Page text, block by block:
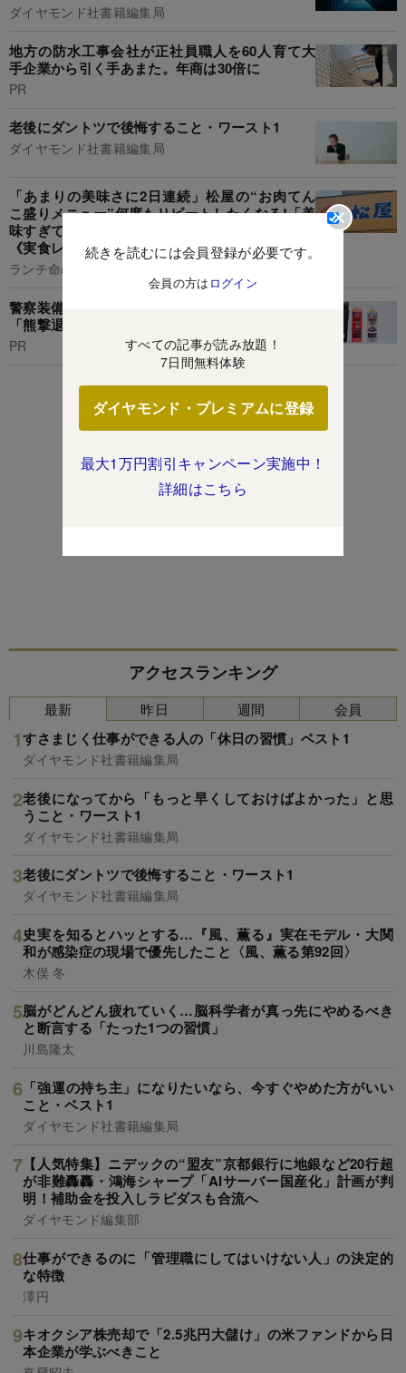
続きを読むには会員登録が必要です。
会員の方は ログイン
すべての記事が読み放題！
7日間無料体験
ダイヤモンド・プレミアムに登録
最大1万円割引キャンペーン実施中！
詳細はこちら
ダイヤモンド社書籍編集局
地方の防水工事会社が正社員職人を60人育て大
手企業から引く手あまた。年商は30倍に
PR
老後にダントツで後悔すること・ワースト1
ダイヤモンド社書籍編集局
「あまりの美味さに2日連続」松屋の“お肉てん
こ盛りメニュー”何度もリピートしたくなる!「美
味すぎて涙が止まらん」「思ったより量がある」
《実食レビュー》
ランチ命の山盛くん
警察装備機材で培った開発力から生まれた純国産
「熊撃退スプレー」が話題に
PR
アクセスランキング
最新
すさまじく仕事ができる人の「休日の習慣」ベスト1
ダイヤモンド社書籍編集局
老後になってから「もっと早くしておけばよかった」と思
うこと・ワースト1
ダイヤモンド社書籍編集局
老後にダントツで後悔すること・ワースト1
ダイヤモンド社書籍編集局
史実を知るとハッとする…『風、薫る』実在モデル・大関
和が感染症の現場で優先したこと〈風、薫る第92回〉
木俣 冬
脳がどんどん疲れていく…脳科学者が真っ先にやめるべき
と断言する「たった1つの習慣」
川島隆太
「強運の持ち主」になりたいなら、今すぐやめた方がいい
こと・ベスト1
ダイヤモンド社書籍編集局
【人気特集】ニデックの“盟友”京都銀行に地銀など20行超
が非難轟轟・鴻海シャープ「AIサーバー国産化」計画が判
明！補助金を投入しラピダスも合流へ
ダイヤモンド編集部
仕事ができるのに「管理職にしてはいけない人」の決定的
な特徴
澤円
キオクシア株売却で「2.5兆円大儲け」の米ファンドから日
本企業が学ぶべきこと
昨日 週間 会員